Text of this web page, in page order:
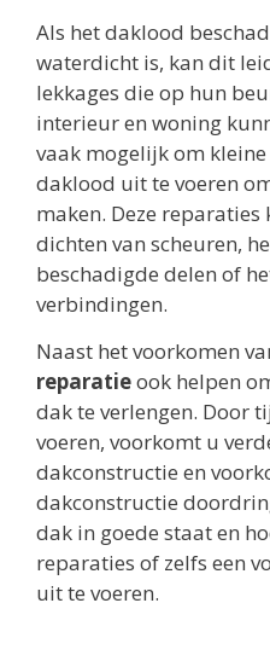
Als het daklood
waterdicht is, kan dit
lekkages die op hun
interieur en woning
vaak mogelijk om
daklood uit te voeren
maken. Deze
dichten van scheuren,
beschadigde delen of
verbindingen.
Naast het voorkomen
reparatieook helpen
dak te verlengen. Door
voeren, voorkomt u
dakconstructie en
dakconstructie
dak in goede staat en
reparaties of zelfs een
uit te voeren.